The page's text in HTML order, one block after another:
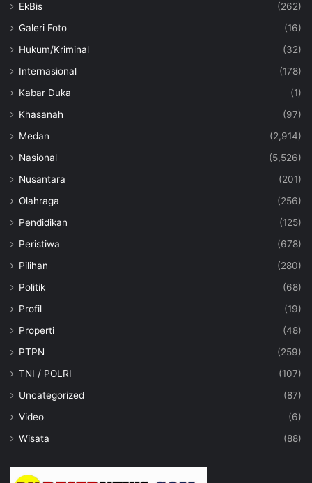
EkBis
(262)
Galeri Foto
(16)
Hukum/Kriminal
(32)
Internasional
(178)
Kabar Duka
(1)
Khasanah
(97)
Medan
(2,914)
Nasional
(5,526)
Nusantara
(201)
Olahraga
(256)
Pendidikan
(125)
Peristiwa
(678)
Pilihan
(280)
Politik
(68)
Profil
(19)
Properti
(48)
PTPN
(259)
TNI / POLRI
(107)
Uncategorized
(87)
Video
(6)
Wisata
(88)